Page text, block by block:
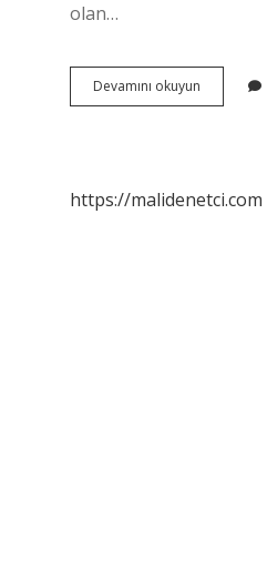
olan…
Devamını okuyun
Ananas
https://malidenetci.com